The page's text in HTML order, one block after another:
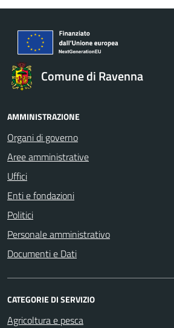
Comune di Ravenna
AMMINISTRAZIONE
Organi di governo
Aree amministrative
Uffici
Enti e fondazioni
Politici
Personale amministrativo
Documenti e Dati
CATEGORIE DI SERVIZIO
Agricoltura e pesca